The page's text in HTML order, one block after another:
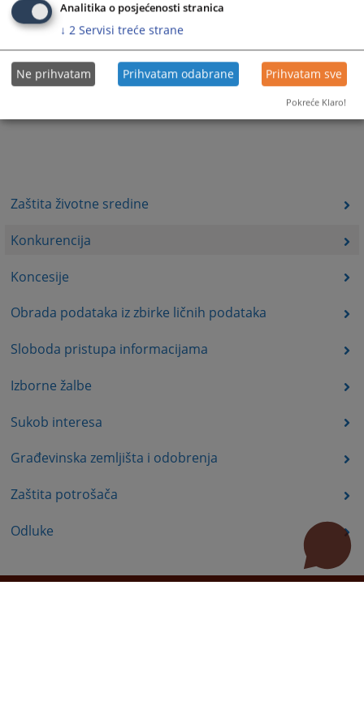
Zaštita životne sredine
Konkurencija
Koncesije
Obrada podataka iz zbirke ličnih podataka
Sloboda pristupa informacijama
Izborne žalbe
Sukob interesa
Građevinska zemljišta i odobrenja
Zaštita potrošača
Odluke
Analitika o posjećenosti stranica
↓ 2 Servisi treće strane
Ne prihvatam Prihvatam odabrane Prihvatam sve
Pokreće Klaro!